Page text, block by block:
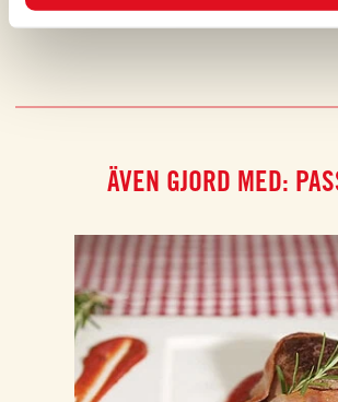
För mer information, läs vår
ÄVEN GJORD MED: